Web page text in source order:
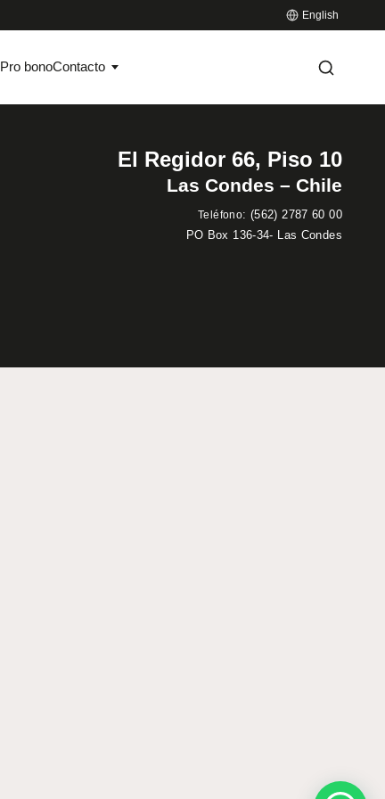
English
Pro bonoContacto
El Regidor 66, Piso 10
Las Condes – Chile
Teléfono: (562) 2787 60 00
PO Box 136-34- Las Condes